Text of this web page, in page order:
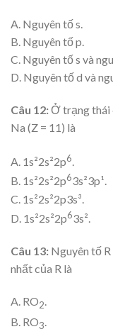
A. Nguyên tố s.
B. Nguyên tố p.
C. Nguyên tố s và
D. Nguyên tố d và
Câu 12:Ở trạng thái
Na (Z = 11) là
A. 1s²2s²2p6.
B. 1s²2s²2p63s²3p¹.
C. 1s²2s²2p3s³.
D. 1s²2s²2p63s².
Câu 13: Nguyên tố
nhất của R là
A. RO2
B. RO3